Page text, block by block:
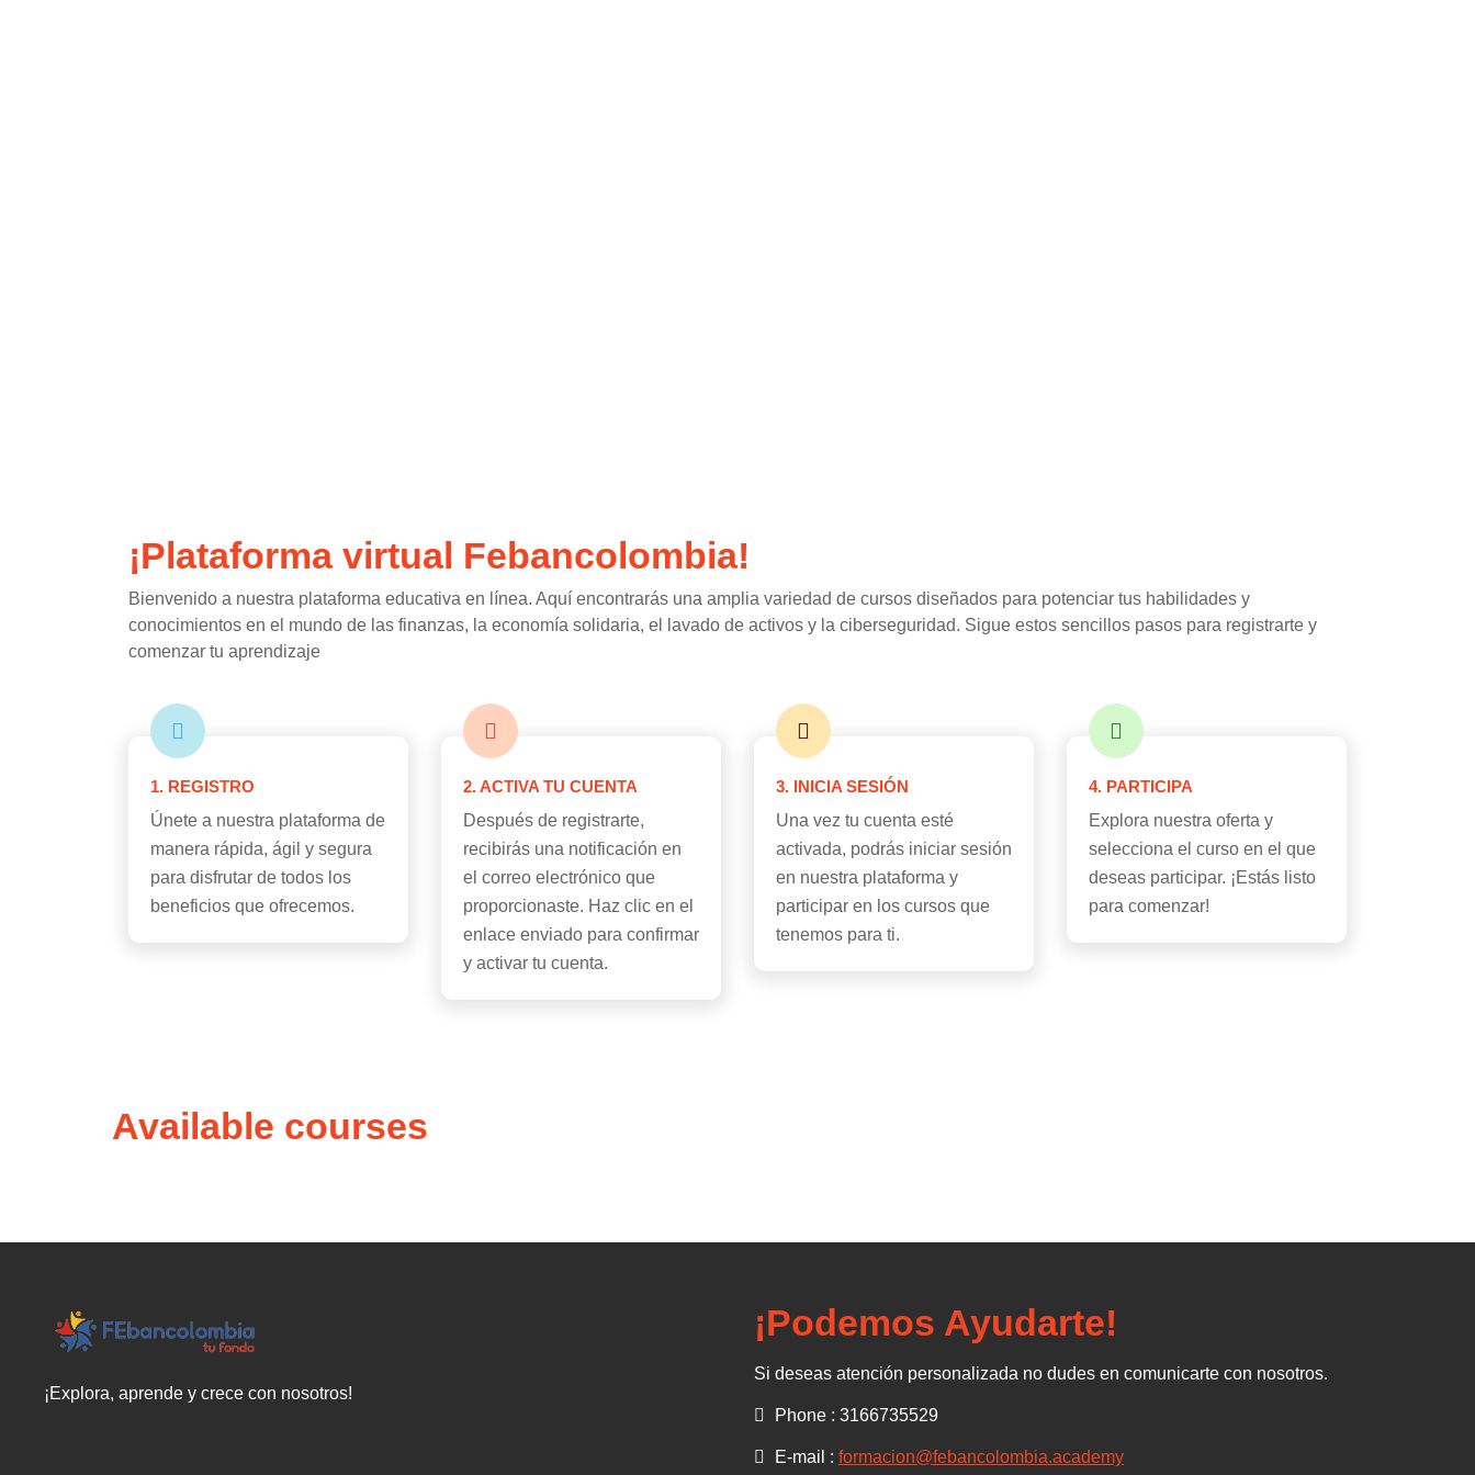
¡Plataforma virtual Febancolombia!
Bienvenido a nuestra plataforma educativa en línea. Aquí encontrarás una amplia variedad de cursos diseñados para potenciar tus habilidades y
conocimientos en el mundo de las finanzas, la economía solidaria, el lavado de activos y la ciberseguridad. Sigue estos sencillos pasos para registrarte y
comenzar tu aprendizaje
1. REGISTRO
Únete a nuestra plataforma de
manera rápida, ágil y segura
para disfrutar de todos los
beneficios que ofrecemos.
2. ACTIVA TU CUENTA
Después de registrarte,
recibirás una notificación en
el correo electrónico que
proporcionaste. Haz clic en el
enlace enviado para confirmar
y activar tu cuenta.
3. INICIA SESIÓN
Una vez tu cuenta esté
activada, podrás iniciar sesión
en nuestra plataforma y
participar en los cursos que
tenemos para ti.
4. PARTICIPA
Explora nuestra oferta y
selecciona el curso en el que
deseas participar. ¡Estás listo
para comenzar!
Available courses
¡Explora, aprende y crece con nosotros!
¡Podemos Ayudarte!
Si deseas atención personalizada no dudes en comunicarte con nosotros.
Phone : 3166735529
E-mail : formacion@febancolombia.academy